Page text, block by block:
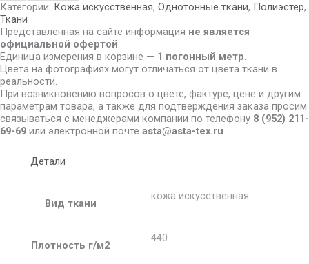
Категории: Кожа искусственная, Однотонные ткани, Полиэстер,
Ткани
Представленная на сайте информация не является
официальной офертой.
Единица измерения в корзине — 1 погонный метр.
Цвета на фотографиях могут отличаться от цвета ткани в
реальности.
При возникновению вопросов о цвете, фактуре, цене и другим
параметрам товара, а также для подтверждения заказа просим
связываться с менеджерами компании по телефону 8 (952) 211-
69-69 или электронной почте asta@asta-tex.ru.
Детали
Вид ткани
кожа искусственная
Плотность г/м2
440